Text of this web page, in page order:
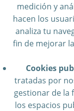
medición y
hacen los
analiza tu
fin de mejorar
Cookies
tratadas por
gestionar de la
los espacios